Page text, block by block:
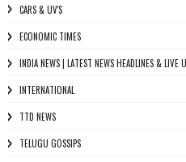
CARS & UV'S
ECONOMIC TIMES
INDIA NEWS | LATEST NEWS HEADLINES & LIVE
INTERNATIONAL
TTD NEWS
TELUGU GOSSIPS